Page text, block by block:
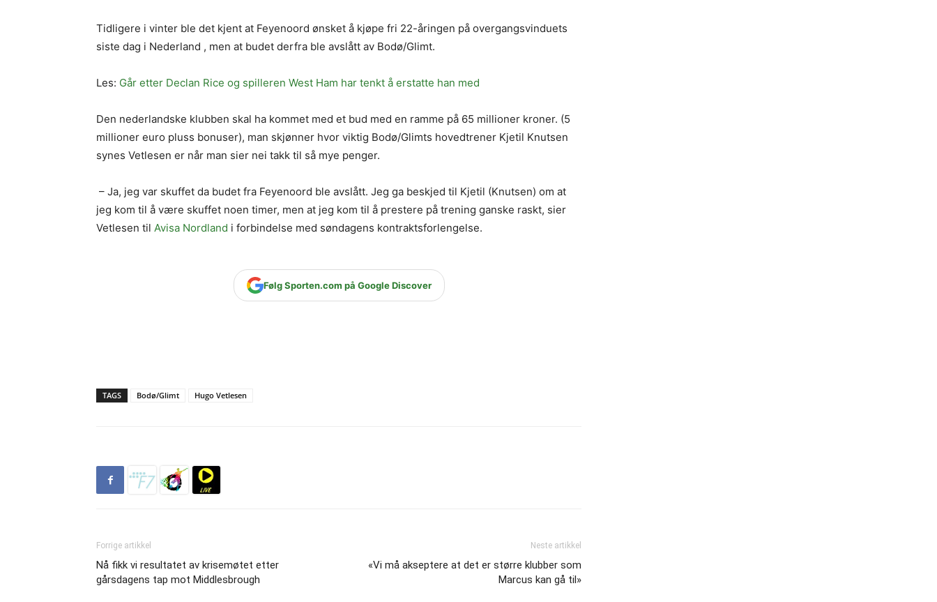
Tidligere i vinter ble det kjent at Feyenoord ønsket å kjøpe fri 22-åringen på overgangsvinduets
siste dag i Nederland , men at budet derfra ble avslått av Bodø/Glimt.
Les: Går etter Declan Rice og spilleren West Ham har tenkt å erstatte han med
Den nederlandske klubben skal ha kommet med et bud med en ramme på 65 millioner kroner. (5
millioner euro pluss bonuser), man skjønner hvor viktig Bodø/Glimts hovedtrener Kjetil Knutsen
synes Vetlesen er når man sier nei takk til så mye penger.
– Ja, jeg var skuffet da budet fra Feyenoord ble avslått. Jeg ga beskjed til Kjetil (Knutsen) om at
jeg kom til å være skuffet noen timer, men at jeg kom til å prestere på trening ganske raskt, sier
Vetlesen til Avisa Nordland i forbindelse med søndagens kontraktsforlengelse.
Følg Sporten.com på Google Discover
TAGS Bodø/Glimt Hugo Vetlesen
Forrige artikkel
Nå fikk vi resultatet av krisemøtet etter
gårsdagens tap mot Middlesbrough
Neste artikkel
«Vi må akseptere at det er større klubber som
Marcus kan gå til»